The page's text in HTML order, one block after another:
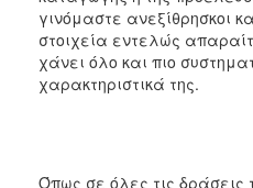
γινόμαστε ανεξίθρησκοι
στοιχεία εντελώς
χάνει όλο και πιο
χαρακτηριστικά της.
Όπως σε όλες τις δράσεις